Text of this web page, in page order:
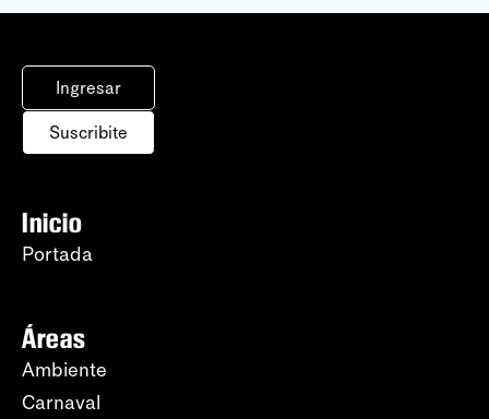
Ingresar
Suscribite
Inicio
Portada
Áreas
Ambiente
Carnaval